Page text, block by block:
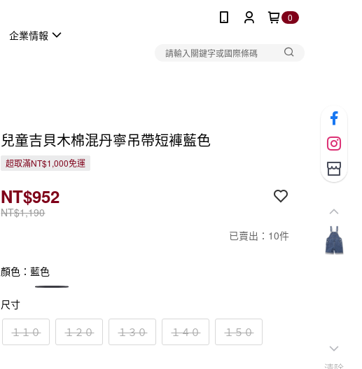
0
企業情報
兒童吉貝木棉混丹寧吊帶短褲藍色
超取滿NT$1,000免運
NT$1,190
NT$952
已賣出：10件
顏色：藍色
尺寸
１１０
１２０ １３０ １４０ １５０